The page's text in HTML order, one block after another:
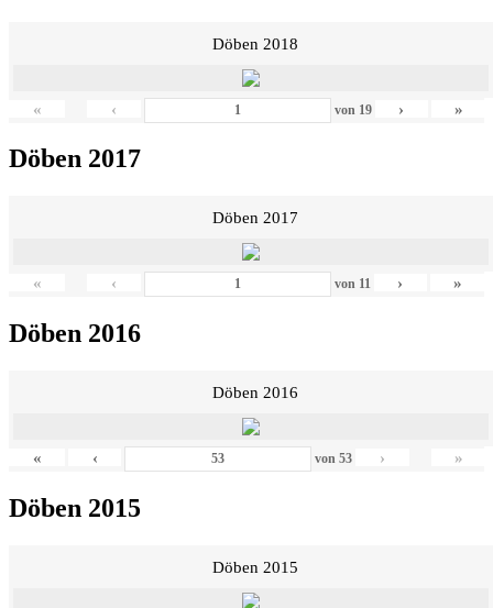
Döben 2018
« ‹ von 19 › »
Döben 2017
Döben 2017
« ‹ von 11 › »
Döben 2016
Döben 2016
« ‹ von53 › »
Döben 2015
Döben 2015